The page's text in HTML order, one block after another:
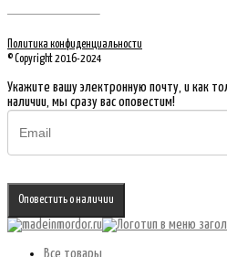
Политика конфиденциальности
© Copyright 2016-2024
Укажите вашу электронную почту, и как
наличии, мы сразу вас оповестим!
Оповестить о наличии
Все товары